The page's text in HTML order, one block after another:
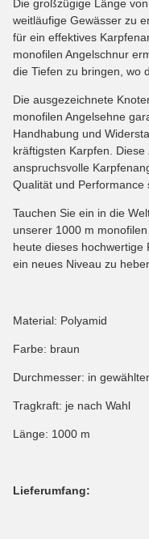
Die großzügige Länge
weitläufige Gewässer zu
für ein effektives
monofilen Angelschnur
die Tiefen zu bringen, wo
Die ausgezeichnete
monofilen Angelsehne
Handhabung und
kräftigsten Karpfen.
anspruchsvolle
Qualität und Performance
Tauchen Sie ein in die
unserer 1000 m
heute dieses hochwertige
ein neues Niveau zu
Material: Polyamid
Farbe: braun
Durchmesser: in
Tragkraft: je nach Wahl
Länge: 1000 m
Lieferumfang: